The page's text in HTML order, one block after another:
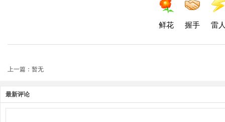
鲜花 握手 雷
上一篇：暂无
最新评论